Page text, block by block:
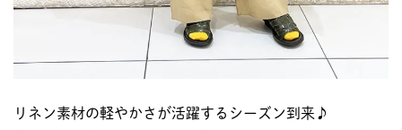
リネン素材の軽やかさが活躍するシーズン到来♪